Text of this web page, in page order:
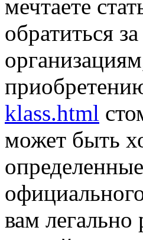
мечтаете
обратиться
klass.html
может быть
вам легально